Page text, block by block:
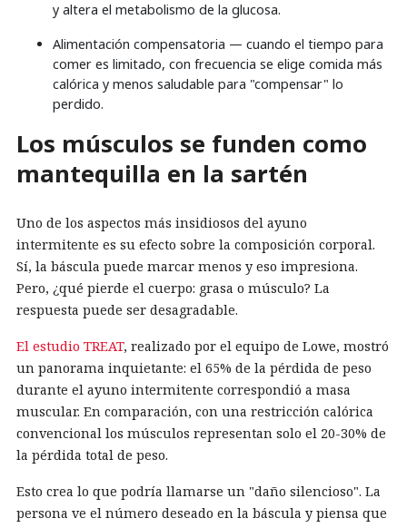
y altera el metabolismo de la glucosa.
Alimentación compensatoria — cuando el tiempo para
comer es limitado, con frecuencia se elige comida más
calórica y menos saludable para "compensar" lo
perdido.
Los músculos se funden como
mantequilla en la sartén
Uno de los aspectos más insidiosos del ayuno
intermitente es su efecto sobre la composición corporal.
Sí, la báscula puede marcar menos y eso impresiona.
Pero, ¿qué pierde el cuerpo: grasa o músculo? La
respuesta puede ser desagradable.
El estudio TREAT, realizado por el equipo de Lowe, mostró
un panorama inquietante: el 65% de la pérdida de peso
durante el ayuno intermitente correspondió a masa
muscular. En comparación, con una restricción calórica
convencional los músculos representan solo el 20-30% de
la pérdida total de peso.
Esto crea lo que podría llamarse un "daño silencioso". La
persona ve el número deseado en la báscula y piensa que